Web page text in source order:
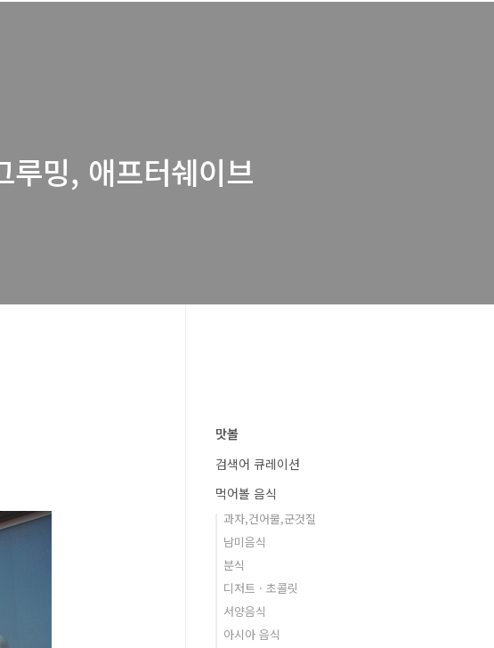
밍, 애프터쉐이브
맛볼
검색어 큐레이션
먹어볼 음식
과자,건어물,군것질
남미음식
분식
디저트 · 초콜릿
서양음식
아시아 음식